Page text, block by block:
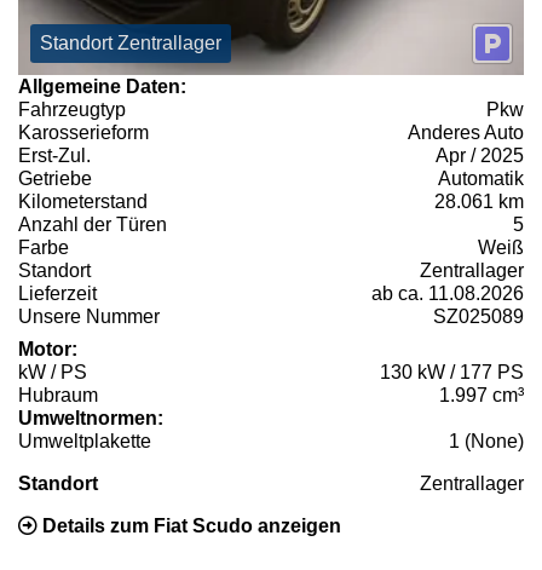
Standort Zentrallager
Allgemeine Daten:
Fahrzeugtyp
Pkw
Karosserieform
Anderes Auto
Erst-Zul.
Apr / 2025
Getriebe
Automatik
Kilometerstand
28.061 km
Anzahl der Türen
5
Farbe
Weiß
Standort
Zentrallager
Lieferzeit
ab ca. 11.08.2026
Unsere Nummer
SZ025089
Motor:
kW / PS
130 kW / 177 PS
Hubraum
1.997 cm³
Umweltnormen:
Umweltplakette
1 (None)
Standort Zentrallager
Details zum Fiat Scudo anzeigen